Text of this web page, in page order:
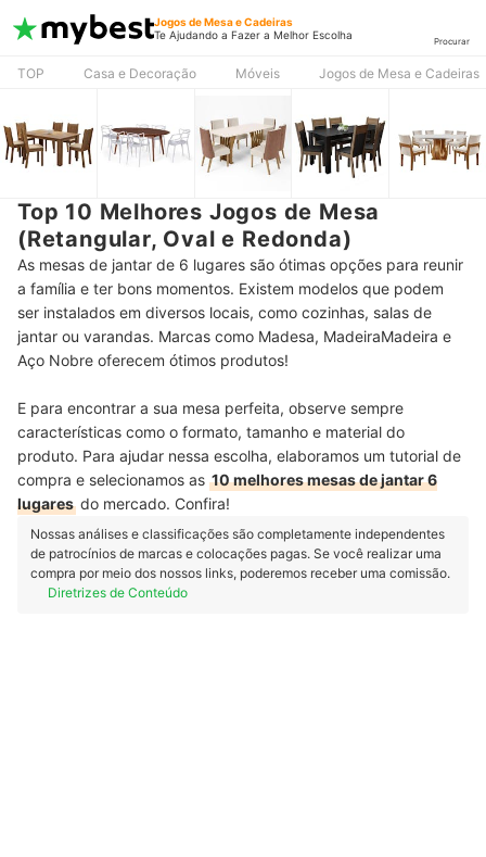
Jogos de Mesa e Cadeiras
Te Ajudando a Fazer a Melhor Escolha
Procurar
TOP Casa e Decoração Móveis Jogos de Mesa e Cadeiras
Top 10 Melhores Jogos de Mesa
(Retangular, Oval e Redonda)
As mesas de jantar de 6 lugares são ótimas opções para reunir
a família e ter bons momentos. Existem modelos que podem
ser instalados em diversos locais, como cozinhas, salas de
jantar ou varandas. Marcas como Madesa, MadeiraMadeira e
Aço Nobre oferecem ótimos produtos!
E para encontrar a sua mesa perfeita, observe sempre
características como o formato, tamanho e material do
produto. Para ajudar nessa escolha, elaboramos um tutorial de
compra e selecionamos as 10 melhores mesas de jantar 6
lugares do mercado. Confira!
Nossas análises e classificações são completamente independentes
de patrocínios de marcas e colocações pagas. Se você realizar uma
compra por meio dos nossos links, poderemos receber uma comissão.
Diretrizes de Conteúdo